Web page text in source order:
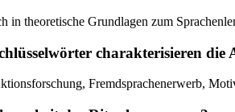
in theoretische Grundlagen zum
charakterisieren die
Fremdsprachenerwerb,